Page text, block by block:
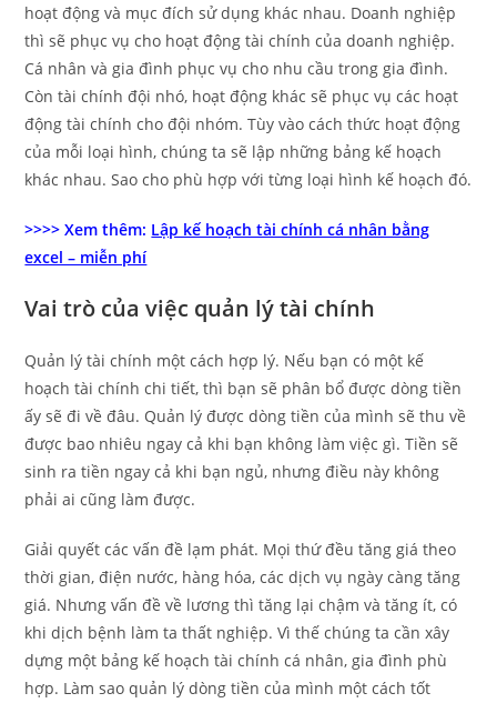
hoạt động và mục đích sử dụng khác nhau. Doanh nghiệp
thì sẽ phục vụ cho hoạt động tài chính của doanh nghiệp.
Cá nhân và gia đình phục vụ cho nhu cầu trong gia đình.
Còn tài chính đội nhó, hoạt động khác sẽ phục vụ các hoạt
động tài chính cho đội nhóm. Tùy vào cách thức hoạt động
của mỗi loại hình, chúng ta sẽ lập những bảng kế hoạch
khác nhau. Sao cho phù hợp với từng loại hình kế hoạch đó.
>>>> Xem thêm: Lập kế hoạch tài chính cá nhân bằng
excel – miễn phí
Vai trò của việc quản lý tài chính
Quản lý tài chính một cách hợp lý. Nếu bạn có một kế
hoạch tài chính chi tiết, thì bạn sẽ phân bổ được dòng tiền
ấy sẽ đi về đâu. Quản lý được dòng tiền của mình sẽ thu về
được bao nhiêu ngay cả khi bạn không làm việc gì. Tiền sẽ
sinh ra tiền ngay cả khi bạn ngủ, nhưng điều này không
phải ai cũng làm được.
Giải quyết các vấn đề lạm phát. Mọi thứ đều tăng giá theo
thời gian, điện nước, hàng hóa, các dịch vụ ngày càng tăng
giá. Nhưng vấn đề về lương thì tăng lại chậm và tăng ít, có
khi dịch bệnh làm ta thất nghiệp. Vì thế chúng ta cần xây
dựng một bảng kế hoạch tài chính cá nhân, gia đình phù
hợp. Làm sao quản lý dòng tiền của mình một cách tốt